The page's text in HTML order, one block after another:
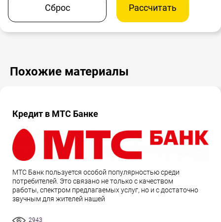
Сброс Рассчитать
Похожие материалы
Кредит в МТС Банке
МТС Банк пользуется особой популярностью среди
потребителей. Это связано не только с качеством
работы, спектром предлагаемых услуг, но и с достаточно
звучным для жителей нашей
2943